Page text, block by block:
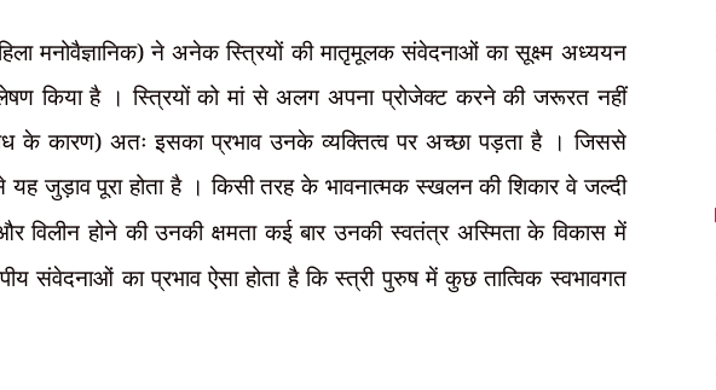
मनोवैज्ञानिक) ने अनेक स्त्रियों की मातृमूलक संवेदनाओं का सूक्ष्म अध्ययन
किया है । स्त्रियों को मां से अलग अपना प्रोजेक्ट करने की जरूरत नहीं
के कारण) अतः इसका प्रभाव उनके व्यक्तित्व पर अच्छा पड़ता है । जिससे
जुड़ाव पूरा होता है । किसी तरह के भावनात्मक स्खलन की शिकार वे जल्दी
विलीन होने की उनकी क्षमता कई बार उनकी स्वतंत्र अस्मिता के विकास में
संवेदनाओं का प्रभाव ऐसा होता है कि स्त्री पुरुष में कुछ तात्विक स्वभावगत